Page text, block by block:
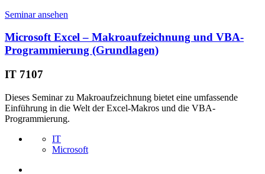
Seminar ansehen
Microsoft Excel – Makroaufzeichnung und VBA-
Programmierung (Grundlagen)
IT 7107
Dieses Seminar zu Makroaufzeichnung bietet eine umfassende
Einführung in die Welt der Excel-Makros und die VBA-
Programmierung.
IT
Microsoft